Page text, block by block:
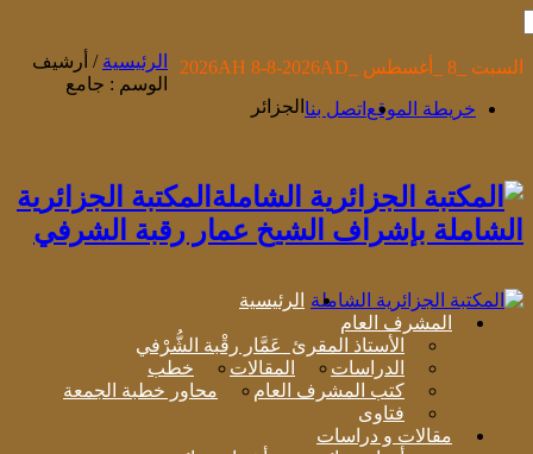
السبت _8 _أغسطس _2026AH 8-8-2026AD
خريطة الموقع اتصل بنا
المكتبة الجزائرية
الشاملة بإشراف الشيخ عمار رقبة الشرفي
الرئيسية
المشرف العام
الأستاذ المقرئ عَمَّار رقْبة الشُّرْفي
الدراسات
المقالات
خطب
كتب المشرف العام
محاور خطبة الجمعة
فتاوى
مقالات و دراسات
الرئيسية / أرشيف
الوسم : جامع
الجزائر